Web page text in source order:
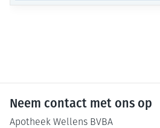
Neem contact met ons op
Apotheek Wellens BVBA